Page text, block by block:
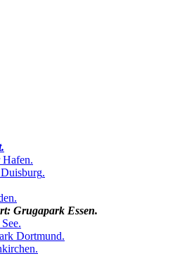
.
Hafen.
.
.
Grugapark Essen.
.
Dortmund.
.